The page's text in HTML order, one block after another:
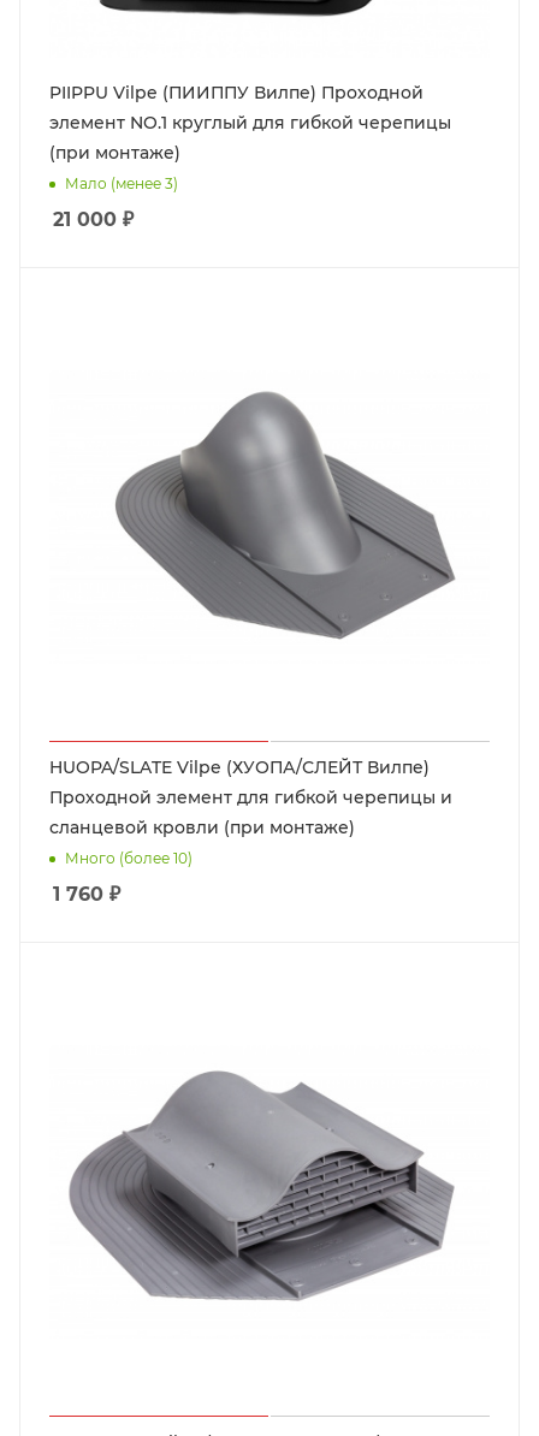
PIIPPU Vilpe (ПИИППУ Вилпе) Проходной
элемент NO.1 круглый для гибкой черепицы
(при монтаже)
Мало (менее 3)
21 000 ₽
HUOPA/SLATE Vilpe (ХУОПА/СЛЕЙТ Вилпе)
Проходной элемент для гибкой черепицы и
сланцевой кровли (при монтаже)
Много (более 10)
1 760 ₽